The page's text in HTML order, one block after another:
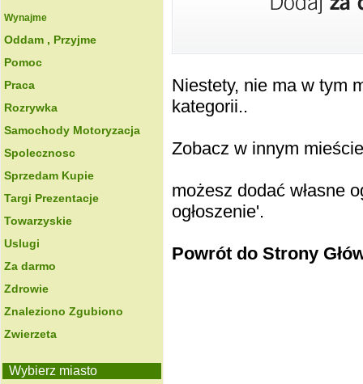
Wynajme
Oddam , Przyjme
Pomoc
Praca
Rozrywka
Samochody Motoryzacja
Spolecznosc
Sprzedam Kupie
Targi Prezentacje
Towarzyskie
Uslugi
Za darmo
Zdrowie
Znaleziono Zgubiono
Zwierzeta
Wybierz miasto
Niestety, nie ma w tym
kategorii..
Zobacz w innym
możesz dodać własne
ogłoszenie'.
Powrót do Strony